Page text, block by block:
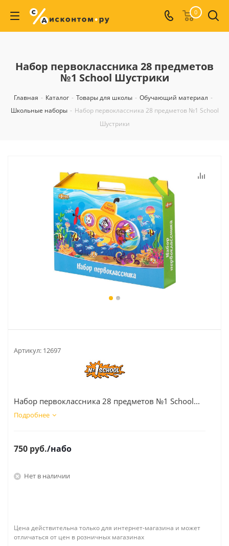
0
Набор первоклассника 28 предметов
№1 School Шустрики
Главная - Каталог - Товары для школы - Обучающий материал -
Школьные наборы - Набор первоклассника 28 предметов №1 School
Шустрики
Артикул: 12697
Набор первоклассника 28 предметов №1 School...
Подробнее
750 руб./набо
Нет в наличии
Цена действительна только для интернет-магазина и может
отличаться от цен в розничных магазинах